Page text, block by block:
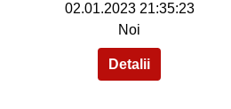
02.01.2023 21:35:23
Noi